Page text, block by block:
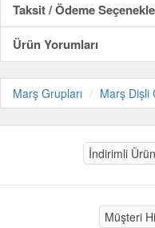
Taksit / Ödeme
Ürün Yorumları
Marş Grupları Marş Dişli
İndirimli
Müşteri